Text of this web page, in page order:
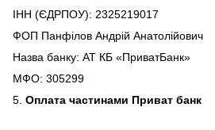
ІНН (ЄДРПОУ): 2325219017
ФОП Панфілов Андрій Анатолійович
Назва банку: АТ КБ «ПриватБанк»
МФО: 305299
5. Оплата частинами Приват банк